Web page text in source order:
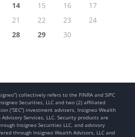
14 15 16
17
21 22 23
24
28 29
30
collectively refers to the FINRA and SIPC
Securities, LLC and two (2) affiliated
(“SEC”) investment advisers, Insigneo Wealth
Services, LLC. Security products are
Insigneo Securities LLC, and advisory
through Insigneo Wealth Advisors, LLC and